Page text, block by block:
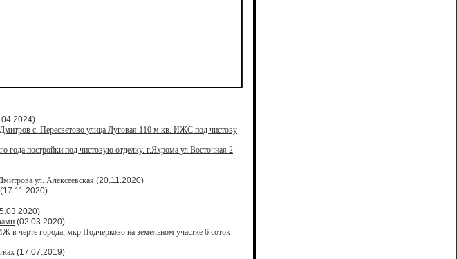
с. Пересветово улица Луговая 110 м.кв. ИЖС под чистову
года постройки под чистовую отделку. г.Яхрома ул.Восточная 2
ул. Алексеевская (20.11.2020)
(17.11.2020)
(02.03.2020)
черте города, мкр Подчерково на земельном участке 6 соток
(17.07.2019)